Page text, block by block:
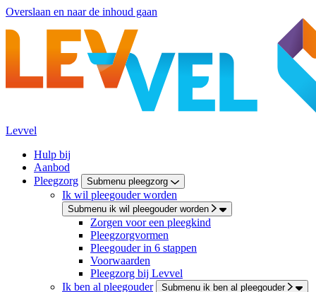
Overslaan en naar de inhoud gaan
Levvel
Hulp bij
Aanbod
Pleegzorg
Submenu pleegzorg
Ik wil pleegouder worden
Submenu ik wil pleegouder worden
Zorgen voor een pleegkind
Pleegzorgvormen
Pleegouder in 6 stappen
Voorwaarden
Pleegzorg bij Levvel
Ik ben al pleegouder
Submenu ik ben al pleegouder